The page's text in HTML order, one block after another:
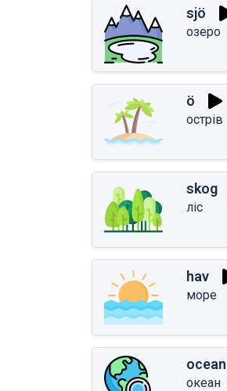
sjö
озеро
ö
острів
skog
ліс
hav
море
ocean
океан